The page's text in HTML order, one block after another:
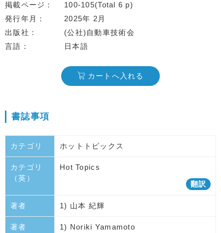
掲載ページ
100-105(Total 6 p)
発行年月
2025年 2月
出版社
(公社)自動車技術会
言語
日本語
カートへ入れる
書誌事項
カテゴリ ホットトピックス
カテゴリ
（英）
Hot Topics
翻訳
著者 1) 山本 紀輝
著者
1) Noriki Yamamoto